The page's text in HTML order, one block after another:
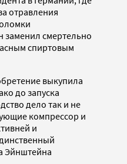
отравления
смертельно
спиртовым
выкупила
до запуска
дело так и не
компрессор и
и
Эйнштейна